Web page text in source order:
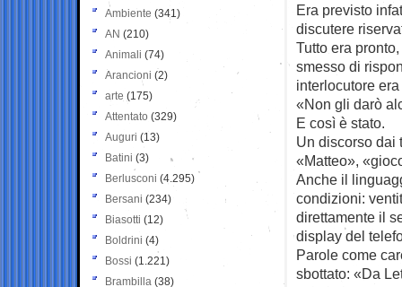
Era previsto
discutere
Tutto era
smesso di
interlocutore
«Non gli darò
E così è stato.
Un discorso dai
«Matteo»,
Anche il
condizioni:
direttamente il
display del
Parole come
sbottato: «Da
Ambiente (341)
AN (210)
Animali (74)
Arancioni (2)
arte (175)
Attentato (329)
Auguri (13)
Batini (3)
Berlusconi (4.295)
Bersani (234)
Biasotti (12)
Boldrini (4)
Bossi (1.221)
Brambilla (38)